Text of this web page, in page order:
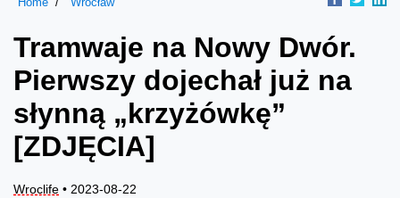
Tramwaje na Nowy Dwór.
Pierwszy dojechał już na
słynną „krzyżówkę”
[ZDJĘCIA]
Wroclife • 2023-08-22